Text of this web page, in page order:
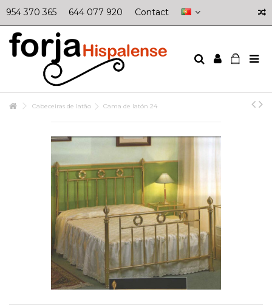
954 370 365 644 077 920 Contact
Cabeceiras de latão Cama de latón 24